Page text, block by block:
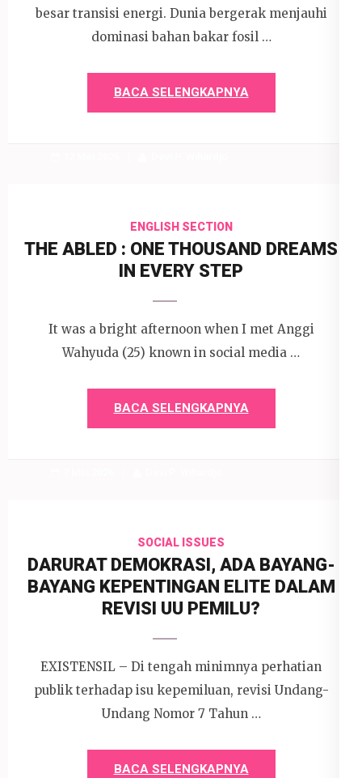
besar transisi energi. Dunia bergerak menjauhi
dominasi bahan bakar fosil …
BACA SELENGKAPNYA
ENGLISH SECTION
THE ABLED : ONE THOUSAND DREAMS
IN EVERY STEP
It was a bright afternoon when I met Anggi
Wahyuda (25) known in social media …
BACA SELENGKAPNYA
SOCIAL ISSUES
DARURAT DEMOKRASI, ADA BAYANG-
BAYANG KEPENTINGAN ELITE DALAM
REVISI UU PEMILU?
EXISTENSIL – Di tengah minimnya perhatian
publik terhadap isu kepemiluan, revisi Undang-
Undang Nomor 7 Tahun …
BACA SELENGKAPNYA